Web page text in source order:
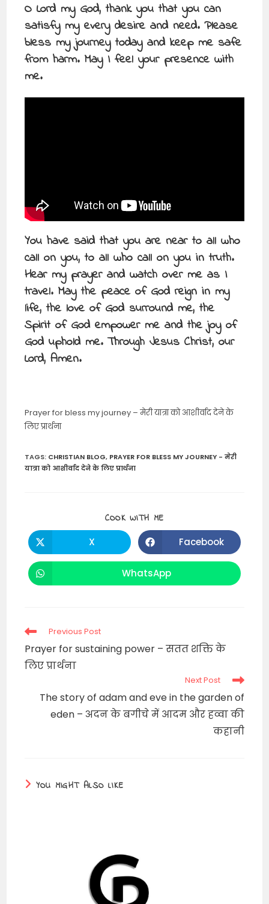
O Lord my God, thank you that you can
satisfy my every desire and need. Please
bless my journey today and keep me safe
from harm. May I feel your presence with
me.
You have said that you are near to all who
call on you, to all who call on you in truth.
Hear my prayer and watch over me as I
travel. May the peace of God reign in my
life, the love of God surround me, the
Spirit of God empower me and the joy of
God uphold me. Through Jesus Christ, our
Lord, Amen.
Prayer for bless my journey – मेरी यात्रा को आशीर्वाद देने के
लिए प्रार्थना
TAGS: CHRISTIAN BLOG, PRAYER FOR BLESS MY JOURNEY - मेरी
यात्रा को आशीर्वाद देने के लिए प्रार्थना
COOK WITH ME
CONTENT
Opens
in
a
X Opens
in
a
Facebook
Opens
in
WhatsApp
Read
articles
Previous Post
Prayer for sustaining power – सतत शक्ति के
लिए प्रार्थना
Next Post
The story of adam and eve in the garden of
eden – अदन के बगीचे में आदम और हव्वा की
कहानी
YOU MIGHT ALSO LIKE